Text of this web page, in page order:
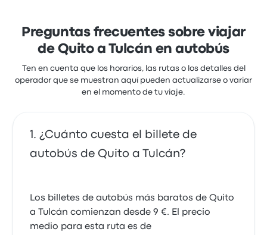
5 de julio de 2025
El bus número 18 en pésimas condiciones, llego 1
hora tarde y nos quisieron dar los puestos que no
nos correspondían, muy mal servicio
3 de septiembre de 2025
pasajeros adicionales y falta de
comunicación sobre las pausas del viaje.
También se sugiere mejorar la claridad de
información al momento de abordar el bus,
incluyendo detalles específicos durante la
Las personas encargadas no dan razón de los buses
ni los horarios, me hicieron subir en el bus
Eliecer Andrés B.
Preguntas frecuentes sobre viajar
de Quito a Tulcán en autobús
Ten en cuenta que los horarios, las rutas o los detalles del
operador que se muestran aquí pueden actualizarse o variar
en el momento de tu viaje.
¿Cuánto cuesta el billete de
autobús de Quito a Tulcán?
Los billetes de autobús más baratos de Quito
a Tulcán comienzan desde 9 €. El precio
medio para esta ruta es de